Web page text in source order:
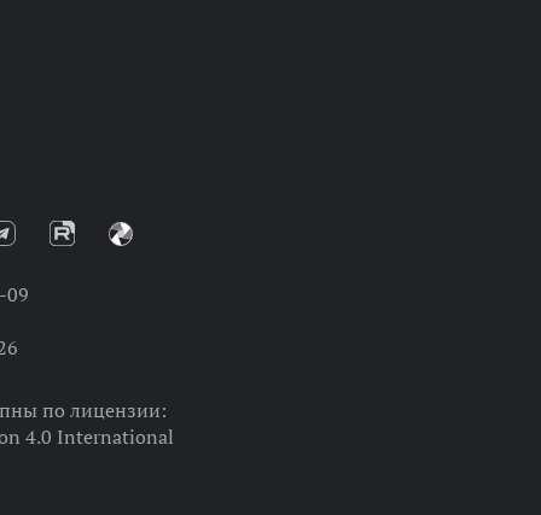
09
по лицензии:
4.0 International